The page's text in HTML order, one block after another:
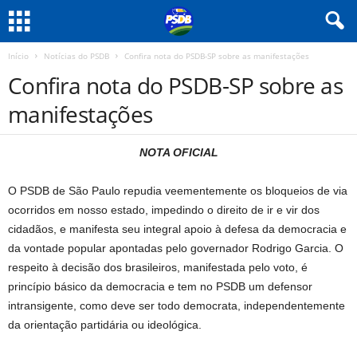
Início Notícias do PSDB Confira nota do PSDB-SP sobre as manifestações
Confira nota do PSDB-SP sobre as
manifestações
NOTA OFICIAL
O PSDB de São Paulo repudia veementemente os bloqueios de via
ocorridos em nosso estado, impedindo o direito de ir e vir dos
cidadãos, e manifesta seu integral apoio à defesa da democracia e
da vontade popular apontadas pelo governador Rodrigo Garcia. O
respeito à decisão dos brasileiros, manifestada pelo voto, é
princípio básico da democracia e tem no PSDB um defensor
intransigente, como deve ser todo democrata, independentemente
da orientação partidária ou ideológica.